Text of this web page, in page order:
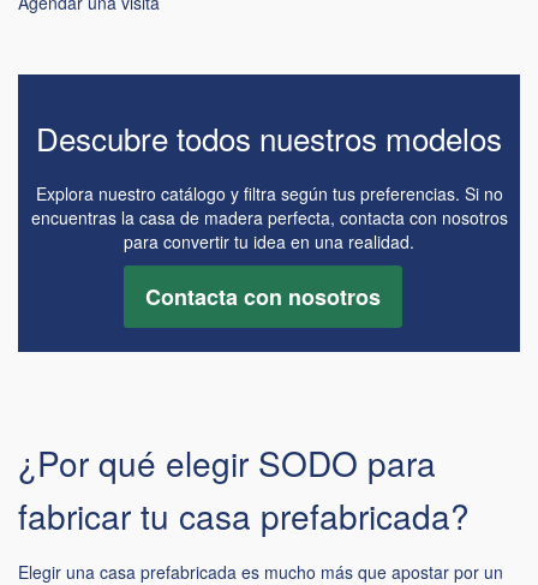
Descubre todos nuestros modelos
Explora nuestro catálogo y filtra según tus preferencias. Si no
encuentras la casa de madera perfecta, contacta con nosotros
para convertir tu idea en una realidad.
Contacta con nosotros
¿Por qué elegir SODO para
fabricar tu casa prefabricada?
Elegir una casa prefabricada es mucho más que apostar por un